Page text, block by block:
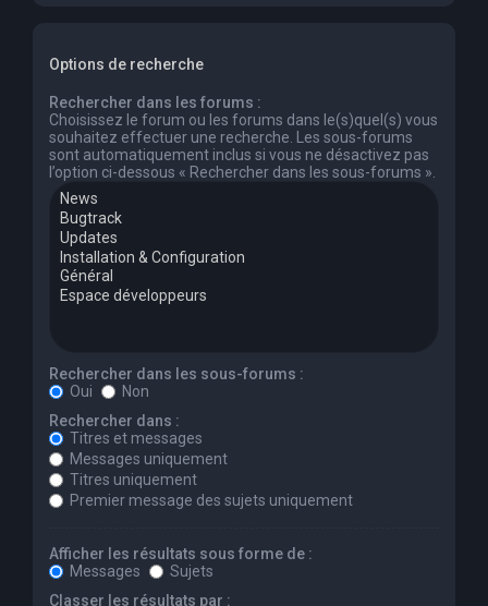
Options de recherche
Rechercher dans les forums :
Choisissez le forum ou les forums dans le(s)quel(s) vous
souhaitez effectuer une recherche. Les sous-forums
sont automatiquement inclus si vous ne désactivez pas
l’option ci-dessous « Rechercher dans les sous-forums ».
Rechercher dans les sous-forums :
Oui
Non
Rechercher dans :
Titres et messages
Messages uniquement
Titres uniquement
Premier message des sujets uniquement
Afficher les résultats sous forme de :
Messages
Sujets
Classer les résultats par :